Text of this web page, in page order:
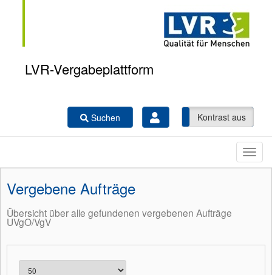
LVR-Vergabeplattform
Suchen Kontrast ein Kontrast aus
Vergebene Aufträge
Übersicht über alle gefundenen vergebenen Aufträge
UVgO/VgV